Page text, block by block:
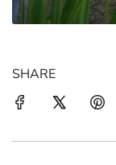
SHARE